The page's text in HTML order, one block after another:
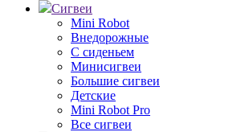
Сигвеи
Mini Robot
Внедорожные
С сиденьем
Минисигвеи
Большие сигвеи
Детские
Mini Robot Pro
Все сигвеи